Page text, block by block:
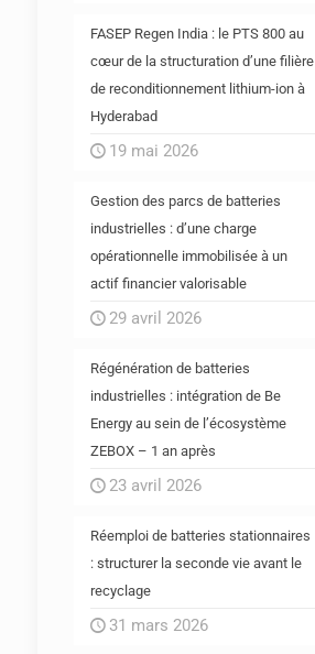
FASEP Regen India : le PTS 800 au
cœur de la structuration d’une filière
de reconditionnement lithium-ion à
Hyderabad
19 mai 2026
Gestion des parcs de batteries
industrielles : d’une charge
opérationnelle immobilisée à un
actif financier valorisable
29 avril 2026
Régénération de batteries
industrielles : intégration de Be
Energy au sein de l’écosystème
ZEBOX – 1 an après
23 avril 2026
Réemploi de batteries stationnaires
: structurer la seconde vie avant le
recyclage
31 mars 2026